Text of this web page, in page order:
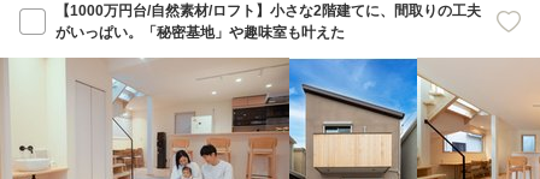
【1000万円台/自然素材/ロフト】小さな2階建てに、間取りの工夫
がいっぱい。「秘密基地」や趣味室も叶えた